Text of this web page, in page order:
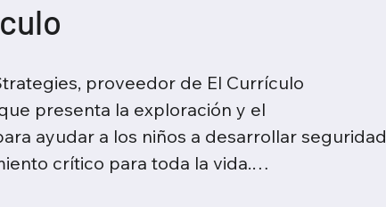
proveedor de El Currículo
presenta la exploración y el
ayudar a los niños a desarrollar seguridad
crítico para toda la vida.